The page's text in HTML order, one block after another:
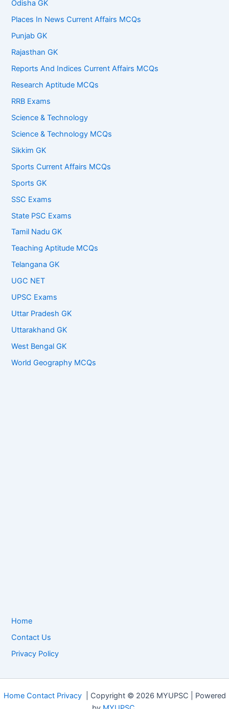
Odisha GK
Places In News Current Affairs MCQs
Punjab GK
Rajasthan GK
Reports And Indices Current Affairs MCQs
Research Aptitude MCQs
RRB Exams
Science & Technology
Science & Technology MCQs
Sikkim GK
Sports Current Affairs MCQs
Sports GK
SSC Exams
State PSC Exams
Tamil Nadu GK
Teaching Aptitude MCQs
Telangana GK
UGC NET
UPSC Exams
Uttar Pradesh GK
Uttarakhand GK
West Bengal GK
World Geography MCQs
Home
Contact Us
Privacy Policy
Home Contact Privacy| Copyright © 2026 MYUPSC | Powered